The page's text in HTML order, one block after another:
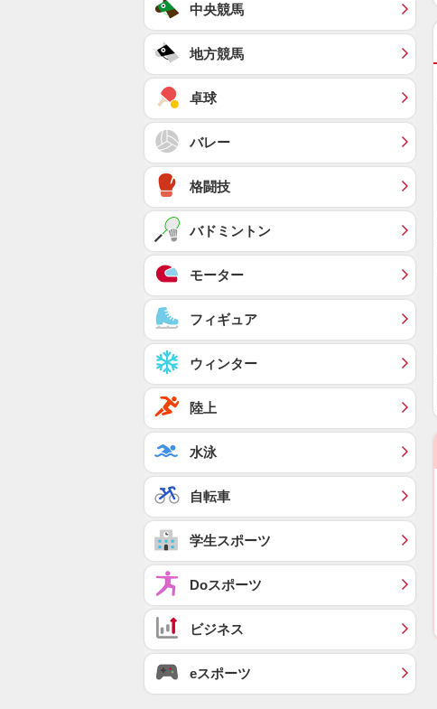
中央競馬
地方競馬
卓球
バレー
格闘技
バドミントン
モーター
フィギュア
ウィンター
陸上
水泳
自転車
学生スポーツ
Doスポーツ
ビジネス
eスポーツ